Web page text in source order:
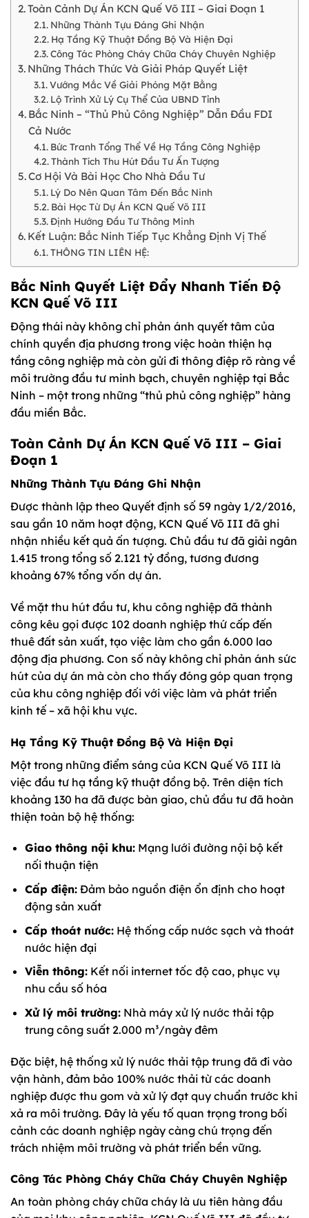
Toàn Cảnh Dự Án KCN Quế Võ III – Giai Đoạn 1
Những Thành Tựu Đáng Ghi Nhận
Hạ Tầng Kỹ Thuật Đồng Bộ Và Hiện Đại
Công Tác Phòng Cháy Chữa Cháy Chuyên Nghiệp
Những Thách Thức Và Giải Pháp Quyết Liệt
Vướng Mắc Về Giải Phóng Mặt Bằng
Lộ Trình Xử Lý Cụ Thể Của UBND Tỉnh
Bắc Ninh – “Thủ Phủ Công Nghiệp” Dẫn Đầu FDI
Cả Nước
Bức Tranh Tổng Thể Về Hạ Tầng Công Nghiệp
Thành Tích Thu Hút Đầu Tư Ấn Tượng
Cơ Hội Và Bài Học Cho Nhà Đầu Tư
Lý Do Nên Quan Tâm Đến Bắc Ninh
Bài Học Từ Dự Án KCN Quế Võ III
Định Hướng Đầu Tư Thông Minh
Kết Luận: Bắc Ninh Tiếp Tục Khẳng Định Vị Thế
THÔNG TIN LIÊN HỆ:
Bắc Ninh Quyết Liệt Đẩy Nhanh Tiến Độ
KCN Quế Võ III
Động thái này không chỉ phản ánh quyết tâm của
chính quyền địa phương trong việc hoàn thiện hạ
tầng công nghiệp mà còn gửi đi thông điệp rõ ràng về
môi trường đầu tư minh bạch, chuyên nghiệp tại Bắc
Ninh – một trong những “thủ phủ công nghiệp” hàng
đầu miền Bắc.
Toàn Cảnh Dự Án KCN Quế Võ III – Giai
Đoạn 1
Những Thành Tựu Đáng Ghi Nhận
Được thành lập theo Quyết định số 59 ngày 1/2/2016,
sau gần 10 năm hoạt động, KCN Quế Võ III đã ghi
nhận nhiều kết quả ấn tượng. Chủ đầu tư đã giải ngân
1.415 trong tổng số 2.121 tỷ đồng, tương đương
khoảng 67% tổng vốn dự án.
Về mặt thu hút đầu tư, khu công nghiệp đã thành
công kêu gọi được 102 doanh nghiệp thứ cấp đến
thuê đất sản xuất, tạo việc làm cho gần 6.000 lao
động địa phương. Con số này không chỉ phản ánh sức
hút của dự án mà còn cho thấy đóng góp quan trọng
của khu công nghiệp đối với việc làm và phát triển
kinh tế – xã hội khu vực.
Hạ Tầng Kỹ Thuật Đồng Bộ Và Hiện Đại
Một trong những điểm sáng của KCN Quế Võ III là
việc đầu tư hạ tầng kỹ thuật đồng bộ. Trên diện tích
khoảng 130 ha đã được bàn giao, chủ đầu tư đã hoàn
thiện toàn bộ hệ thống:
Giao thông nội khu:Mạng lưới đường nội bộ kết
nối thuận tiện
Cấp điện:Đảm bảo nguồn điện ổn định cho hoạt
động sản xuất
Cấp thoát nước:Hệ thống cấp nước sạch và thoát
nước hiện đại
Viễn thông:Kết nối internet tốc độ cao, phục vụ
nhu cầu số hóa
Xử lý môi trường:Nhà máy xử lý nước thải tập
trung công suất 2.000 m³/ngày đêm
Đặc biệt, hệ thống xử lý nước thải tập trung đã đi vào
vận hành, đảm bảo 100% nước thải từ các doanh
nghiệp được thu gom và xử lý đạt quy chuẩn trước khi
xả ra môi trường. Đây là yếu tố quan trọng trong bối
cảnh các doanh nghiệp ngày càng chú trọng đến
trách nhiệm môi trường và phát triển bền vững.
Công Tác Phòng Cháy Chữa Cháy Chuyên Nghiệp
An toàn phòng cháy chữa cháy là ưu tiên hàng đầu